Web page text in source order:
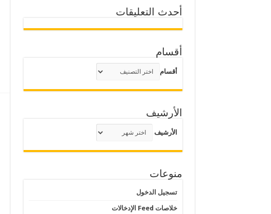
أحدث التعليقات
أقسام
أقسام
الأرشيف
الأرشيف
منوعات
تسجيل الدخول
خلاصات Feed الإدخالات